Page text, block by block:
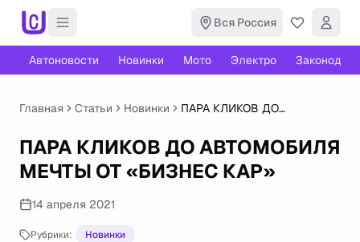
Вся Россия
Автоновости Новинки Мото Электро
Главная Статьи Новинки
ПАРА КЛИКОВ ДО
«БИЗНЕС КАР»
ПАРА КЛИКОВ ДО АВТОМОБИЛЯ
МЕЧТЫ ОТ «БИЗНЕС КАР»
14 апреля 2021
Рубрики: Новинки